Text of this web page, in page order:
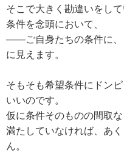
そこで大きく勘違いをし
条件を念頭において、
——ご自身たちの条件に
に見えます。
そもそも希望条件にドン
いいのです。
仮に条件そのものの間取
満たしていなければ、あ
ん。